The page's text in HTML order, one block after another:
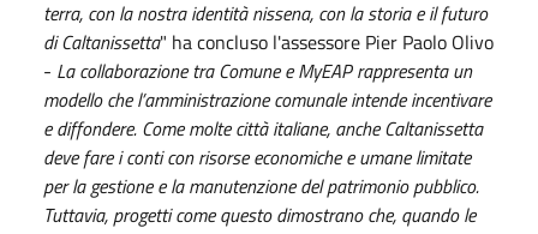
terra, con la nostra identità nissena, con la storia e il futuro
di Caltanissetta" ha concluso l'assessore Pier Paolo Olivo
- La collaborazione tra Comune e MyEAP rappresenta un
modello che l’amministrazione comunale intende incentivare
e diffondere. Come molte città italiane, anche Caltanissetta
deve fare i conti con risorse economiche e umane limitate
per la gestione e la manutenzione del patrimonio pubblico.
Tuttavia, progetti come questo dimostrano che, quando le